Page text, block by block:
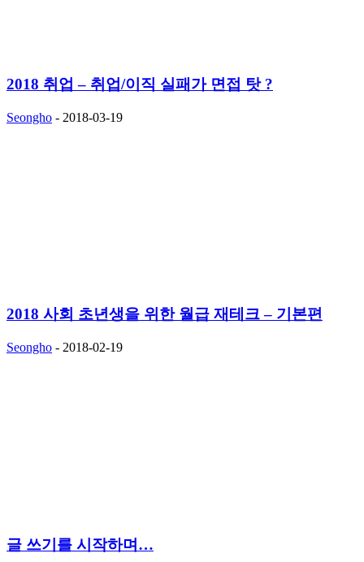
2018 취업 – 취업/이직 실패가 면접 탓 ?
Seongho - 2018-03-19
2018 사회 초년생을 위한 월급 재테크 – 기본편
Seongho - 2018-02-19
글 쓰기를 시작하며…